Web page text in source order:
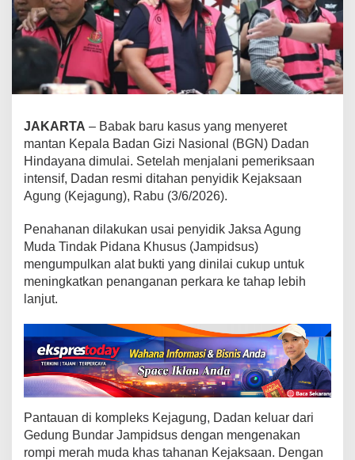
N
D
a
d
a
n
i
n
d
a
y
a
a
D
i
t
a
n
K
e
j
g
u
n
JAKARTA – Babak baru kasus yang menyeret
mantan Kepala Badan Gizi Nasional (BGN) Dadan
Hindayana dimulai. Setelah menjalani pemeriksaan
intensif, Dadan resmi ditahan penyidik Kejaksaan
Agung (Kejagung), Rabu (3/6/2026).
Penahanan dilakukan usai penyidik Jaksa Agung
Muda Tindak Pidana Khusus (Jampidsus)
mengumpulkan alat bukti yang dinilai cukup untuk
meningkatkan penanganan perkara ke tahap lebih
lanjut.
Pantauan di kompleks Kejagung, Dadan keluar dari
Gedung Bundar Jampidsus dengan mengenakan
rompi merah muda khas tahanan Kejaksaan. Dengan